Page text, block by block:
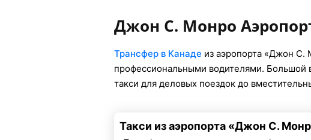
Джон С. Монро
Трансфер в Канаде из аэропорта «Джон С.
профессиональными водителями. Большой
такси для деловых поездок до
Такси из аэропорта «Джон С.